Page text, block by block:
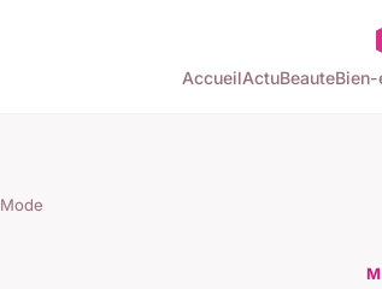
AccueilActuBeauteBien-
Mode